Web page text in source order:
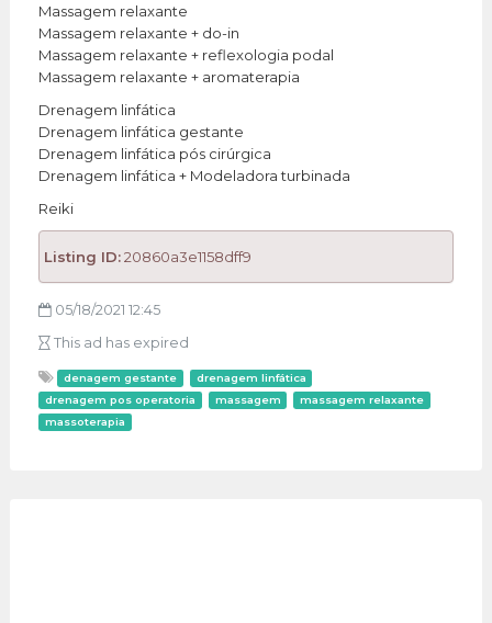
Massagem relaxante
Massagem relaxante + do-in
Massagem relaxante + reflexologia podal
Massagem relaxante + aromaterapia
Drenagem linfática
Drenagem linfática gestante
Drenagem linfática pós cirúrgica
Drenagem linfática + Modeladora turbinada
Reiki
Listing ID:20860a3e1158dff9
05/18/2021 12:45
This ad has expired
denagem gestante
drenagem linfática
drenagem pos operatoria
massagem
massagem relaxante
massoterapia